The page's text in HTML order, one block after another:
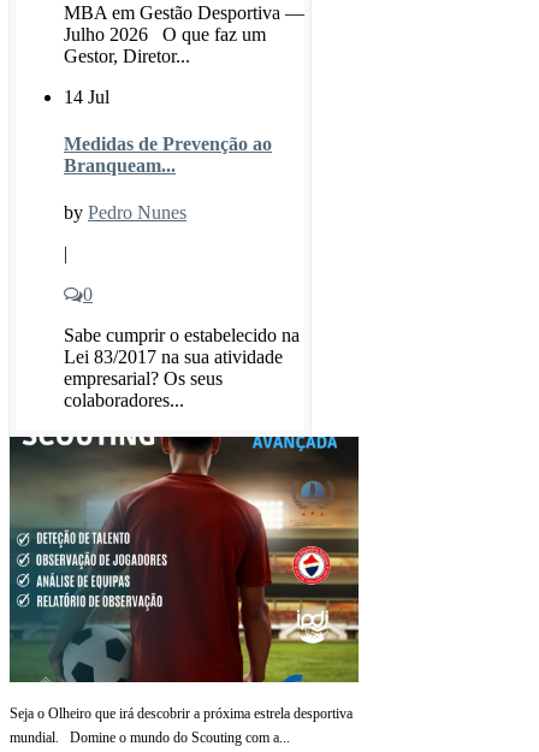
MBA em Gestão Desportiva —
Julho 2026 O que faz um
Gestor, Diretor...
14 Jul
Medidas de Prevenção ao
Branqueam...
by Pedro Nunes
|
0
Sabe cumprir o estabelecido na
Lei 83/2017 na sua atividade
empresarial? Os seus
colaboradores...
Seja o Olheiro que irá descobrir a próxima estrela desportiva
mundial. Domine o mundo do Scouting com a...